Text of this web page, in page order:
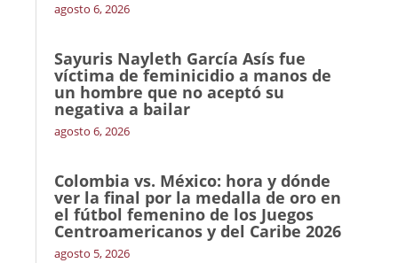
agosto 6, 2026
Sayuris Nayleth García Asís fue
víctima de feminicidio a manos de
un hombre que no aceptó su
negativa a bailar
agosto 6, 2026
Colombia vs. México: hora y dónde
ver la final por la medalla de oro en
el fútbol femenino de los Juegos
Centroamericanos y del Caribe 2026
agosto 5, 2026